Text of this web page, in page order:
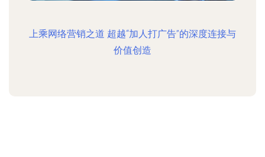
上乘网络营销之道 超越“加人打广告”的深度连接与
价值创造